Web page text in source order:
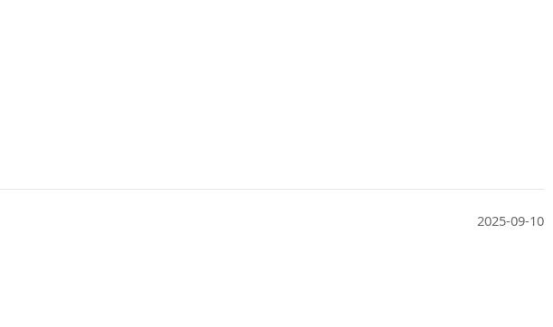
2025-09-10